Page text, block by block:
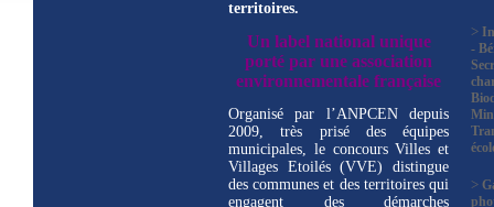
territoires.
Un label national unique
porté par une association
environnementale française
Organisé par l’ANPCEN depuis
2009, très prisé des équipes
municipales, le concours Villes et
Villages Etoilés (VVE) distingue
des communes et des territoires qui
engagent des démarches
>
-
>